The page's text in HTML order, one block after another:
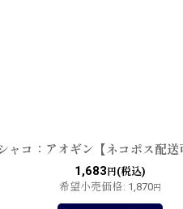
ャコ：アオギン【ネコポス配送
1,683 円(税込)
希望小売価格: 1,870円